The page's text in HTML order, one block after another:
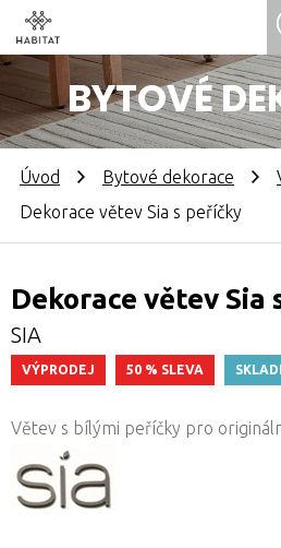
BYTOVÉ
Úvod Bytové dekorace
Dekorace větev Sia s peříčky
Dekorace větev Sia
SIA
VÝPRODEJ 50 % SLEVA
Větev s bílými peříčky pro